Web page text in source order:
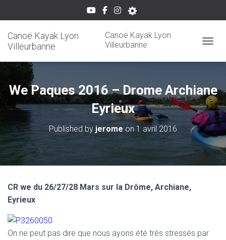
Canoë Kayak Lyon
Villeurbanne
Canoë Kayak Lyon
Villeurbanne
We Paques 2016 – Drome Archiane
Eyrieux
Published by jerome on 1 avril 2016
CR we du 26/27/28 Mars sur la Drôme, Archiane,
Eyrieux
On ne peut pas dire que nous ayons été très stressés par